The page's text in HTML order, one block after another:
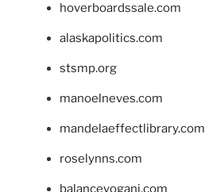
hoverboardssale.com
alaskapolitics.com
stsmp.org
manoelneves.com
mandelaeffectlibrary.com
roselynns.com
balanceyoganj.com